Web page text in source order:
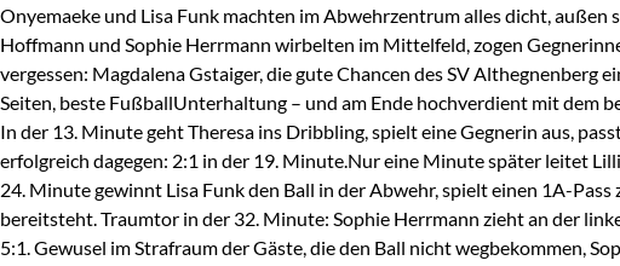
Onyemaeke und Lisa Funk machten im Abwehrzentrum alles dicht,
Hoffmann und Sophie Herrmann wirbelten im Mittelfeld, zogen
vergessen: Magdalena Gstaiger, die gute Chancen des SV
Seiten, beste FußballUnterhaltung – und am Ende hochverdient mit dem
In der 13. Minute geht Theresa ins Dribbling, spielt eine Gegnerin aus,
erfolgreich dagegen: 2:1 in der 19. Minute.Nur eine Minute später leitet
24. Minute gewinnt Lisa Funk den Ball in der Abwehr, spielt einen 1A-
bereitsteht. Traumtor in der 32. Minute: Sophie Herrmann zieht an der
5:1. Gewusel im Strafraum der Gäste, die den Ball nicht wegbekommen,